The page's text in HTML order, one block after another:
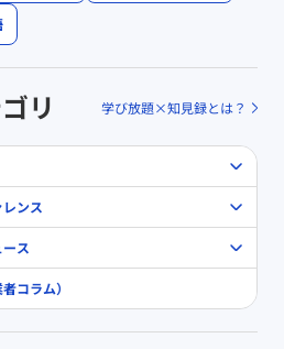
リ 学び放題×知見録とは？
ンス
ス
コラム）